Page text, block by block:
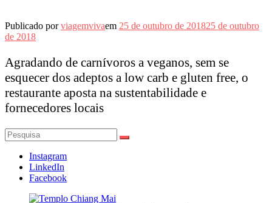
Publicado porviagemvivaem 25 de outubro de 201825 de outubro
de 2018
Agradando de carnívoros a veganos, sem se
esquecer dos adeptos a low carb e gluten free, o
restaurante aposta na sustentabilidade e
fornecedores locais
Pesquisar
por:
Instagram
LinkedIn
Facebook